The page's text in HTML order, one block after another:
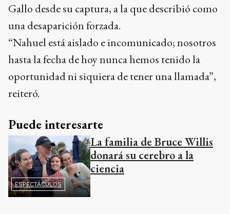
Gallo desde su captura, a la que describió como
una desaparición forzada.
“Nahuel está aislado e incomunicado; nosotros
hasta la fecha de hoy nunca hemos tenido la
oportunidad ni siquiera de tener una llamada”,
reiteró.
Puede interesarte
ESPECTÁCULOS
La familia de Bruce Willis
donará su cerebro a la
ciencia